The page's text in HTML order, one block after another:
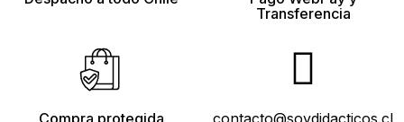
Transferencia
Compra protegida contacto@soydidacticos.cl